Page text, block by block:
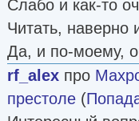
Слабо и как-то
Читать, наверно
Да, и по-моему,
rf_alex про
престоле (